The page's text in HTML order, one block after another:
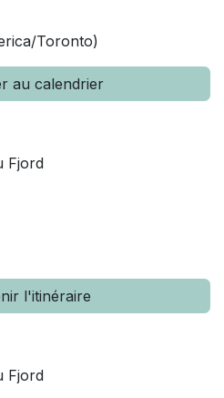
Toronto)
au calendrier
Fjord
l'itinéraire
Fjord